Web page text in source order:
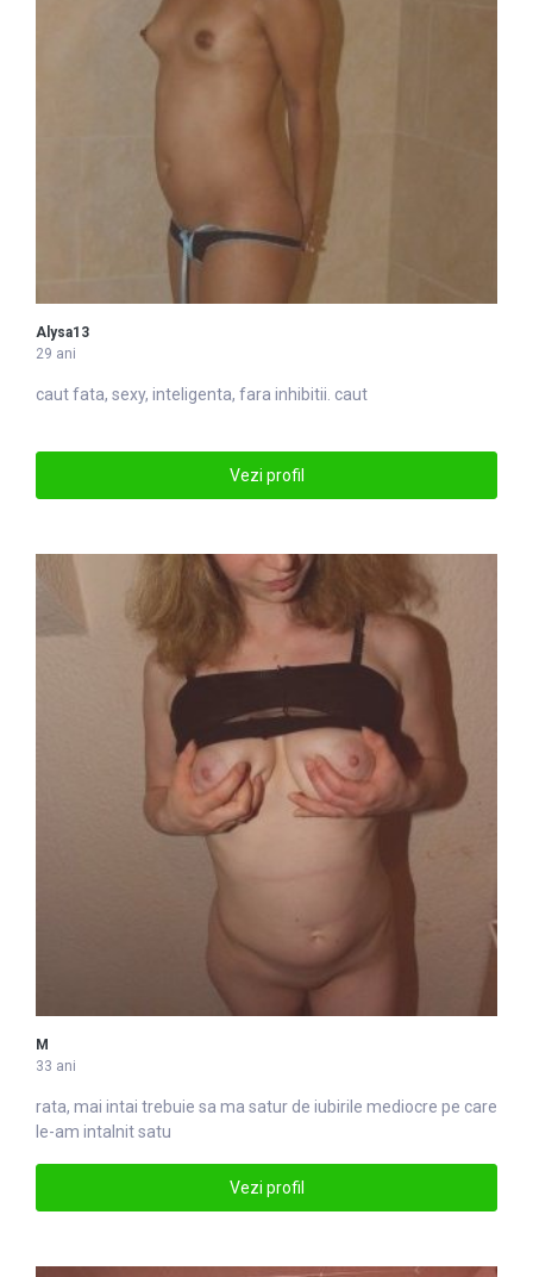
Alysa13
29 ani
cautfata, sexy, inteligenta, fara inhibitii. caut
Vezi profil
M
33 ani
rata, mai intai trebuie sa ma satur de iubirile mediocre pe care
le-am intalnit satu
Vezi profil